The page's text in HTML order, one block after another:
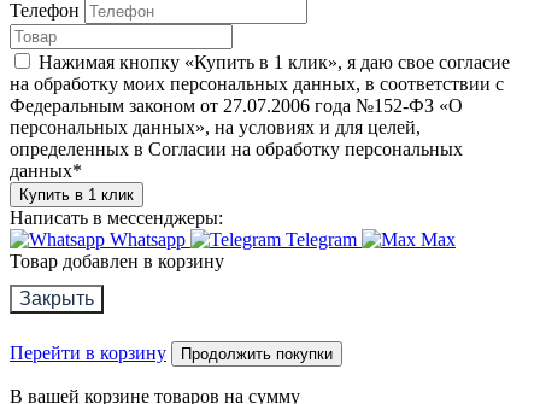
Телефон
Нажимая кнопку «Купить в 1 клик», я даю свое согласие
на обработку моих персональных данных, в соответствии с
Федеральным законом от 27.07.2006 года №152-ФЗ «О
персональных данных», на условиях и для целей,
определенных в Согласии на обработку персональных
данных*
Купить в 1 клик
Написать в мессенджеры:
Whatsapp
Telegram
Max
Товар добавлен в корзину
Закрыть
Перейти в корзину Продолжить покупки
В вашей корзине товаров на сумму